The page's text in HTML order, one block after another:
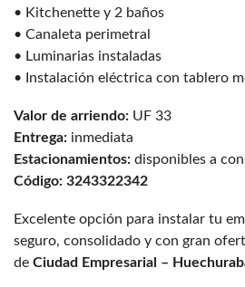
• Kitchenette y 2 baños
• Canaleta perimetral
• Luminarias instaladas
• Instalación eléctrica con tablero
Valor de arriendo: UF 33
Entrega: inmediata
Estacionamientos: disponibles a
Código: 3243322342
Excelente opción para instalar tu
seguro, consolidado y con gran
de Ciudad Empresarial –